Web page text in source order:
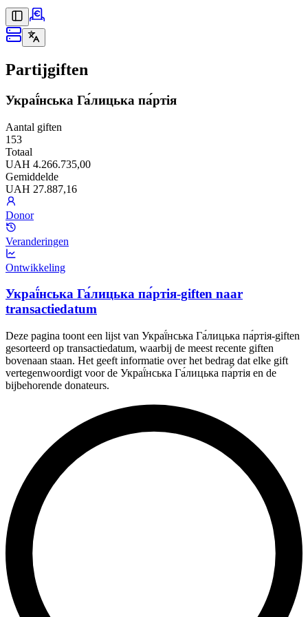
Partijgiften
Украї́нська Га́лицька па́ртія
Aantal giften
153
Totaal
UAH 4.266.735,00
Gemiddelde
UAH 27.887,16
Donor
Veranderingen
Ontwikkeling
Украї́нська Га́лицька па́ртія-giften naar
transactiedatum
Deze pagina toont een lijst van Украї́нська Га́лицька па́ртія-giften
gesorteerd op transactiedatum, waarbij de meest recente giften
bovenaan staan. Het geeft informatie over het bedrag dat elke gift
vertegenwoordigt voor de Украї́нська Га́лицька па́ртія en de
bijbehorende donateurs.